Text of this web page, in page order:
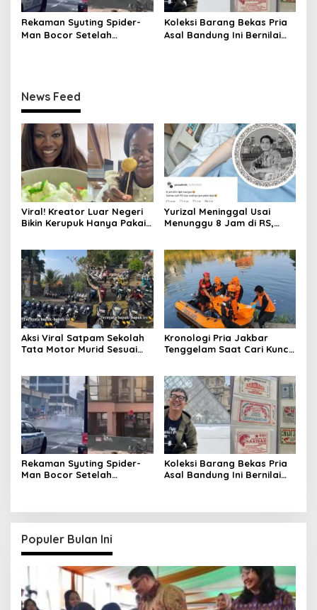
Rekaman Syuting Spider-
Man Bocor Setelah
Koleksi Barang Bekas Pria
Asal Bandung Ini Bernilai
News Feed
Viral! Kreator Luar Negeri
Bikin Kerupuk Hanya Pakai
Yurizal Meninggal Usai
Menunggu 8 Jam di RS,
Aksi Viral Satpam Sekolah
Tata Motor Murid Sesuai
Kronologi Pria Jakbar
Tenggelam Saat Cari Kunci
Rekaman Syuting Spider-
Man Bocor Setelah
Koleksi Barang Bekas Pria
Asal Bandung Ini Bernilai
Populer Bulan Ini